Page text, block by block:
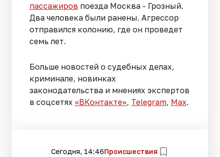
пассажиров поезда Москва - Грозный.
Два человека были ранены. Агрессор
отправился колонию, где он проведет
семь лет.
Больше новостей о судебных делах,
криминале, новинках
законодательства и мнениях экспертов
в соцсетях «ВКонтакте», Telegram, Мах.
Сегодня, 14:46Происшествия